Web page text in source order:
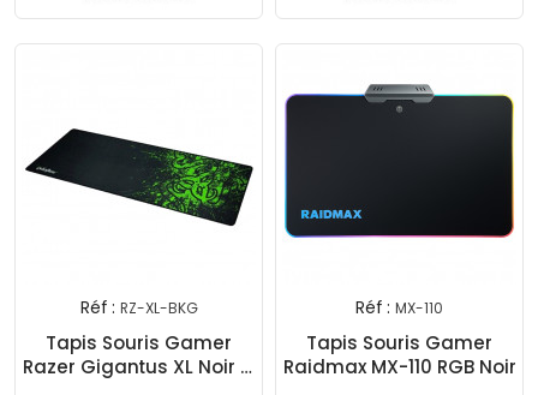
Réf : RZ-XL-BKG
Tapis Souris Gamer
Razer Gigantus XL Noir &
Réf : MX-110
Tapis Souris Gamer
Raidmax MX-110 RGB Noir